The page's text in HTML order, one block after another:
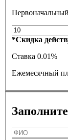
*Скидка
Ставка 0.01%
Ежемесячный